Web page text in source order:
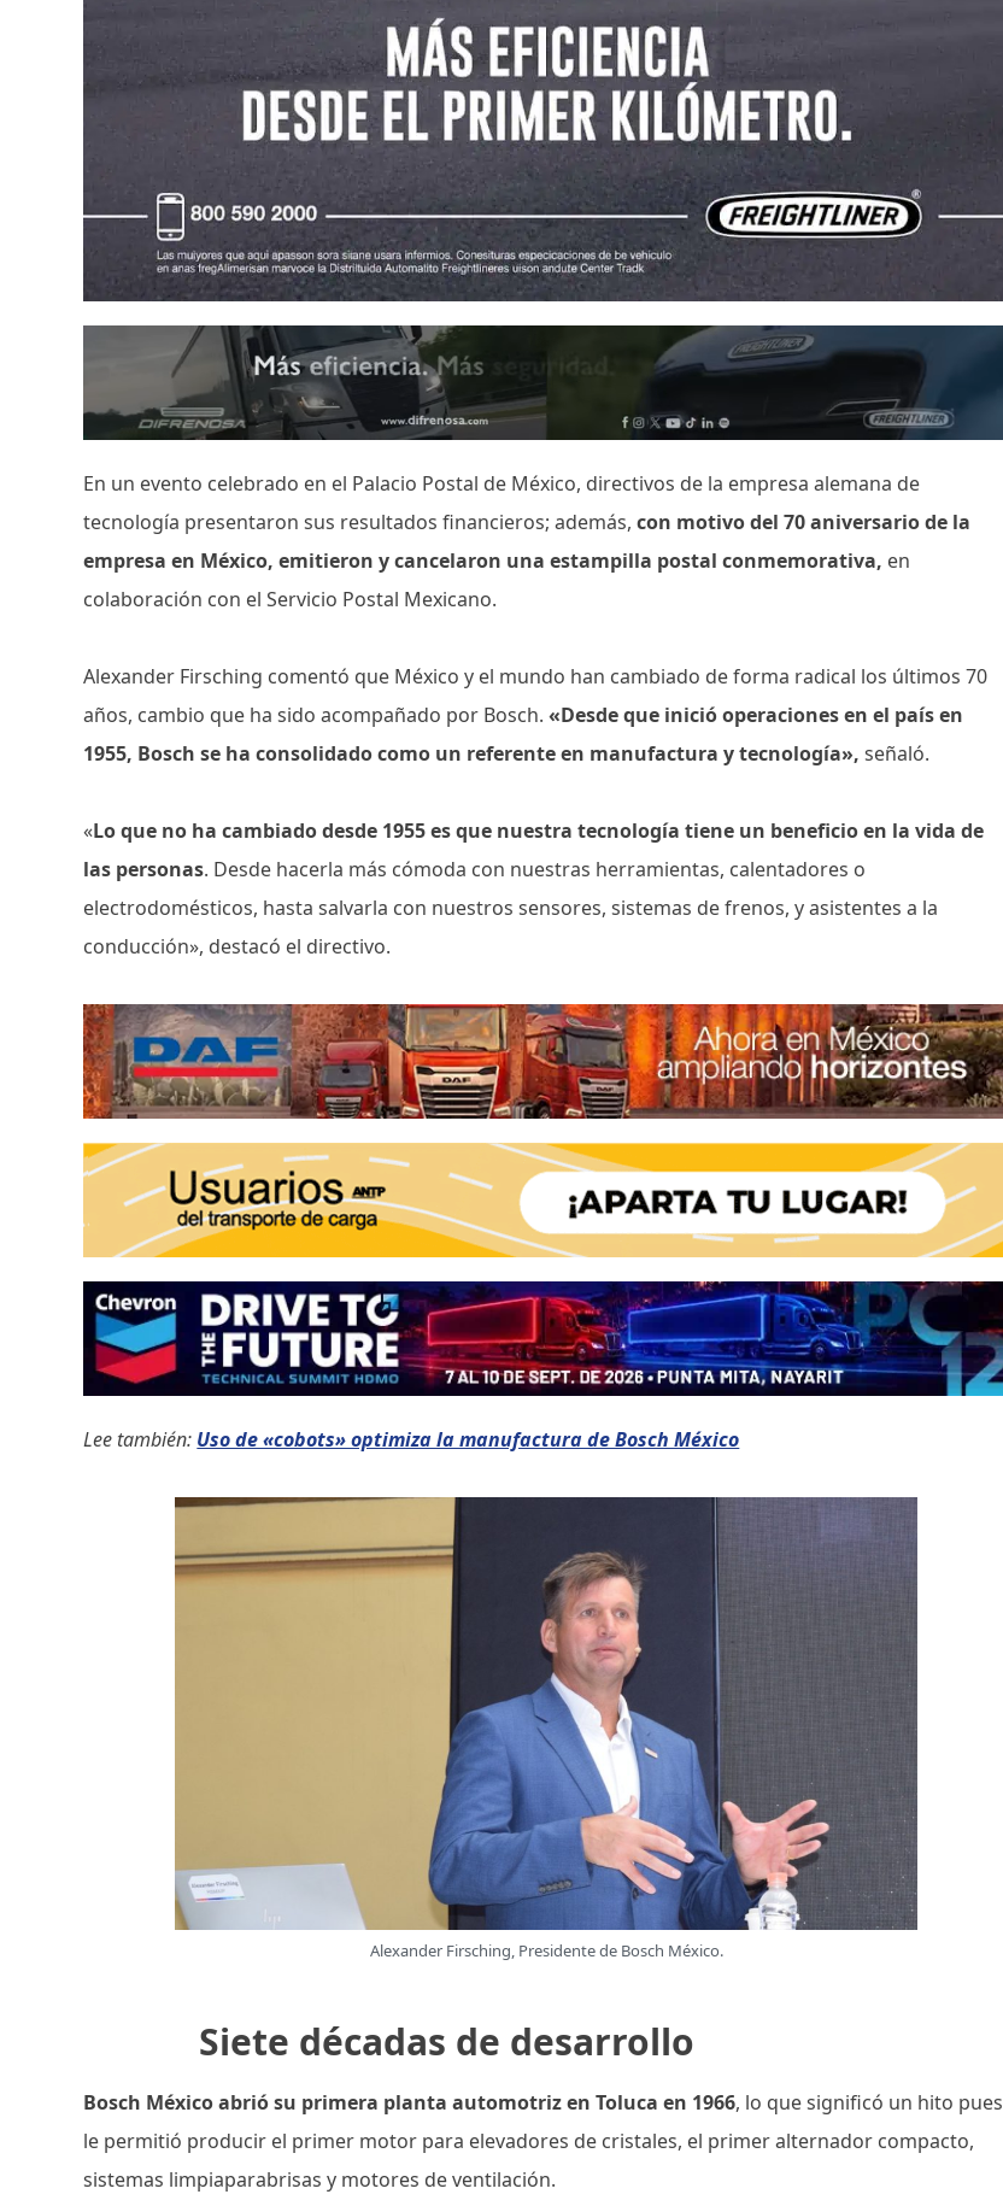
En un evento celebrado en el Palacio Postal de México, directivos de la empresa alemana de
tecnología presentaron sus resultados financieros; además,con motivo del 70 aniversario de la
empresa en México, emitieron y cancelaron una estampilla postal conmemorativa, en
colaboración con el Servicio Postal Mexicano.
Alexander Firsching comentó que México y el mundo han cambiado de forma radical los últimos 70
años, cambio que ha sido acompañado por Bosch.«Desde que inició operaciones en el país en
1955, Bosch se ha consolidado como un referente en manufactura y tecnología», señaló.
«Lo que no ha cambiado desde 1955 es que nuestra tecnología tiene un beneficio en la vida de
las personas. Desde hacerla más cómoda con nuestras herramientas, calentadores o
electrodomésticos, hasta salvarla con nuestros sensores, sistemas de frenos, y asistentes a la
conducción», destacó el directivo.
Lee también: Uso de «cobots» optimiza la manufactura de Bosch México
Alexander Firsching, Presidente de Bosch México.
Siete décadas de desarrollo
Bosch México abrió su primera planta automotriz en Toluca en 1966, lo que significó un hito pues
le permitió producir el primer motor para elevadores de cristales, el primer alternador compacto,
sistemas limpiaparabrisas y motores de ventilación.